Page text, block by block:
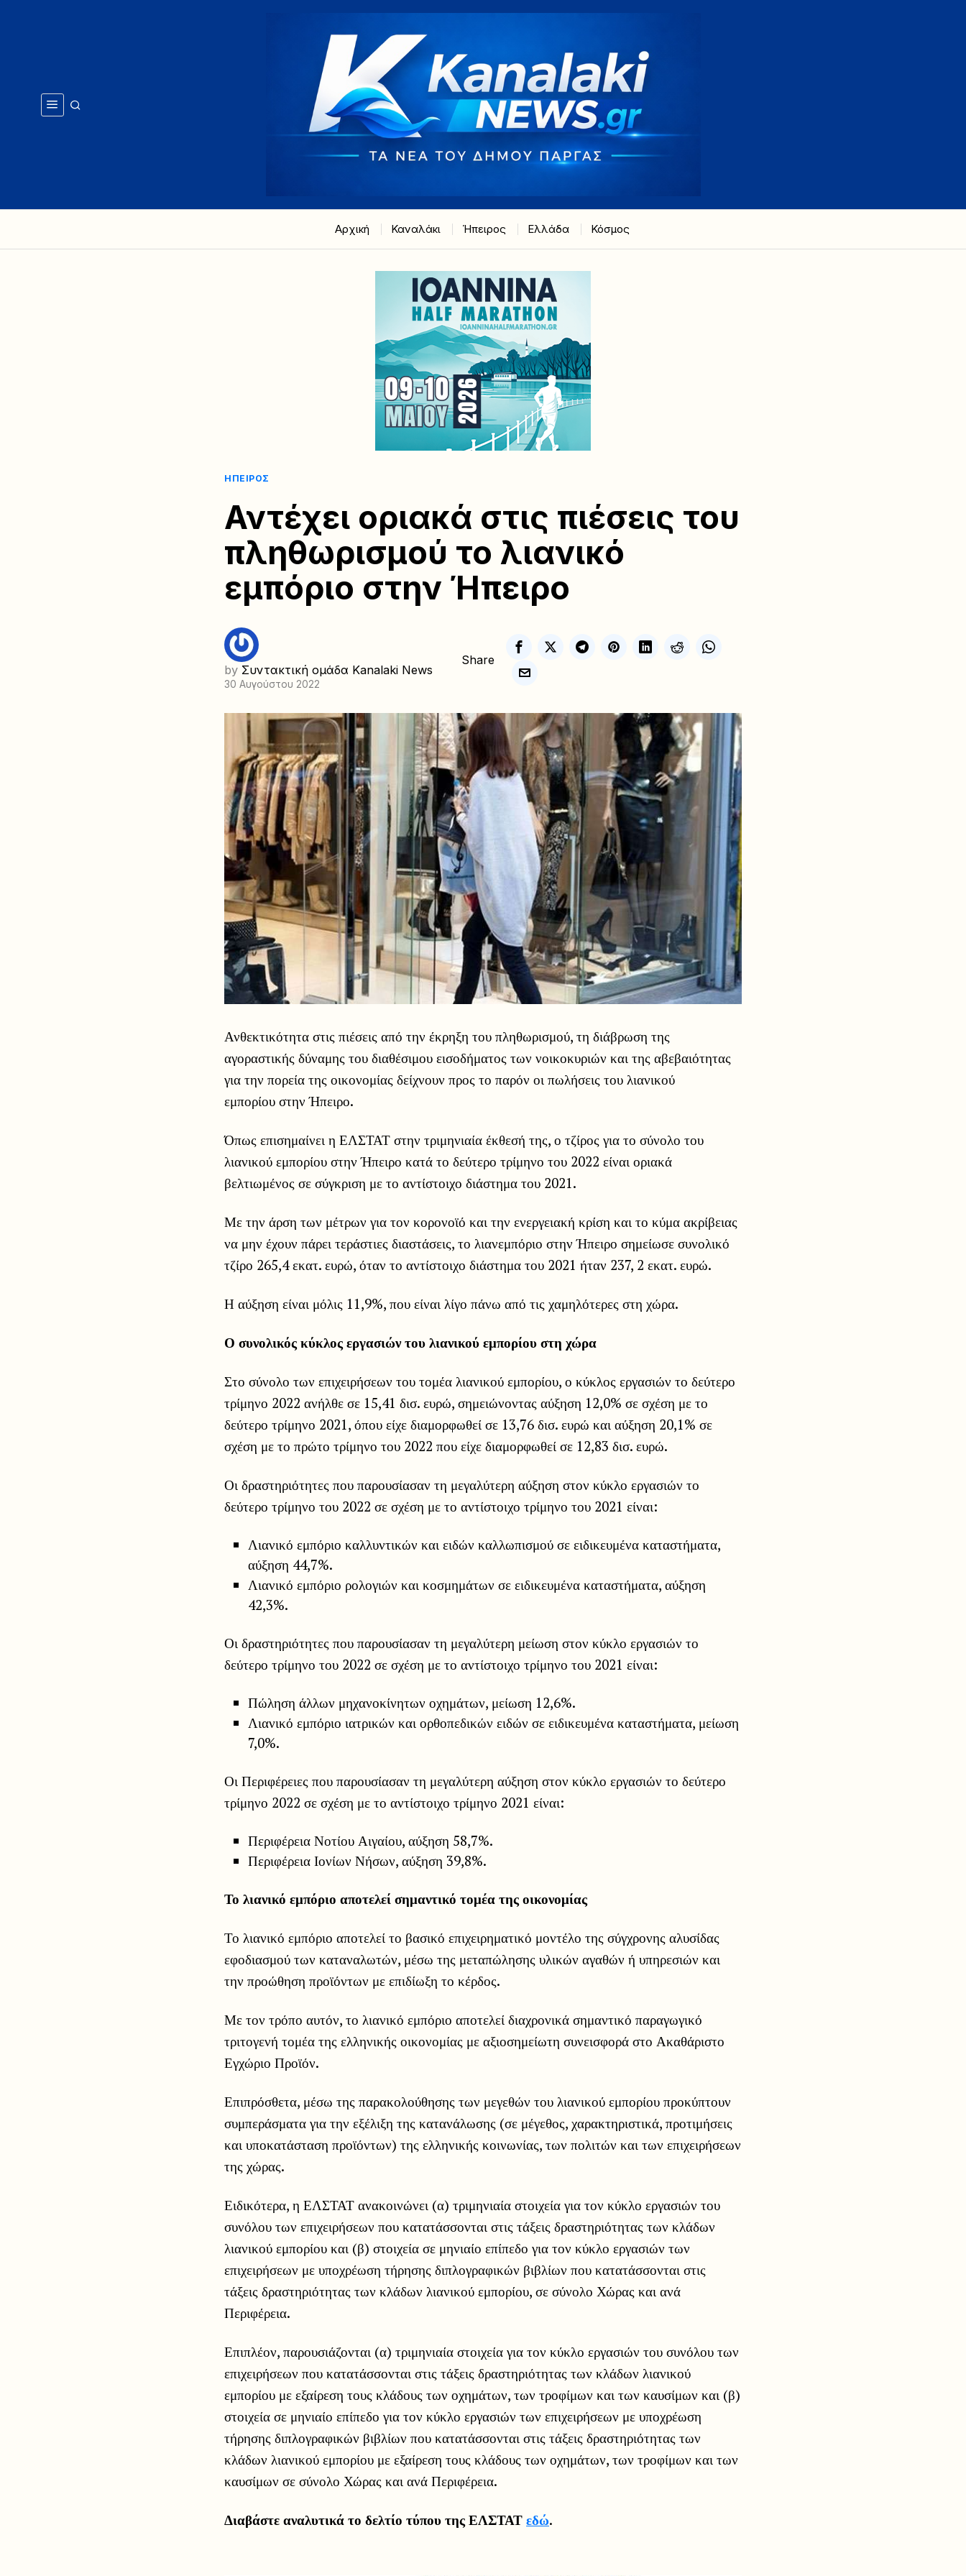
Αρχική Καναλάκι Ήπειρος Ελλάδα Κόσμος
ΉΠΕΙΡΟΣ
Αντέχει οριακά στις πιέσεις του
πληθωρισμού το λιανικό
εμπόριο στην Ήπειρο
by Συντακτική ομάδα Kanalaki News
30 Αυγούστου 2022
Share
Ανθεκτικότητα στις πιέσεις από την έκρηξη του πληθωρισμού, τη διάβρωση της
αγοραστικής δύναμης του διαθέσιμου εισοδήματος των νοικοκυριών και της αβεβαιότητας
για την πορεία της οικονομίας δείχνουν προς το παρόν οι πωλήσεις του λιανικού
εμπορίου στην Ήπειρο.
Όπως επισημαίνει η ΕΛΣΤΑΤ στην τριμηνιαία έκθεσή της, ο τζίρος για το σύνολο του
λιανικού εμπορίου στην Ήπειρο κατά το δεύτερο τρίμηνο του 2022 είναι οριακά
βελτιωμένος σε σύγκριση με το αντίστοιχο διάστημα του 2021.
Με την άρση των μέτρων για τον κορονοϊό και την ενεργειακή κρίση και το κύμα ακρίβειας
να μην έχουν πάρει τεράστιες διαστάσεις, το λιανεμπόριο στην Ήπειρο σημείωσε συνολικό
τζίρο 265,4 εκατ. ευρώ, όταν το αντίστοιχο διάστημα του 2021 ήταν 237, 2 εκατ. ευρώ.
Η αύξηση είναι μόλις 11,9%, που είναι λίγο πάνω από τις χαμηλότερες στη χώρα.
Ο συνολικός κύκλος εργασιών του λιανικού εμπορίου στη χώρα
Στο σύνολο των επιχειρήσεων του τομέα λιανικού εμπορίου, ο κύκλος εργασιών το δεύτερο
τρίμηνο 2022 ανήλθε σε 15,41 δισ. ευρώ, σημειώνοντας αύξηση 12,0% σε σχέση με το
δεύτερο τρίμηνο 2021, όπου είχε διαμορφωθεί σε 13,76 δισ. ευρώ και αύξηση 20,1% σε
σχέση με το πρώτο τρίμηνο του 2022 που είχε διαμορφωθεί σε 12,83 δισ. ευρώ.
Οι δραστηριότητες που παρουσίασαν τη μεγαλύτερη αύξηση στον κύκλο εργασιών το
δεύτερο τρίμηνο του 2022 σε σχέση με το αντίστοιχο τρίμηνο του 2021 είναι:
Λιανικό εμπόριο καλλυντικών και ειδών καλλωπισμού σε ειδικευμένα καταστήματα,
αύξηση 44,7%.
Λιανικό εμπόριο ρολογιών και κοσμημάτων σε ειδικευμένα καταστήματα, αύξηση
42,3%.
Οι δραστηριότητες που παρουσίασαν τη μεγαλύτερη μείωση στον κύκλο εργασιών το
δεύτερο τρίμηνο του 2022 σε σχέση με το αντίστοιχο τρίμηνο του 2021 είναι:
Πώληση άλλων μηχανοκίνητων οχημάτων, μείωση 12,6%.
Λιανικό εμπόριο ιατρικών και ορθοπεδικών ειδών σε ειδικευμένα καταστήματα, μείωση
7,0%.
Οι Περιφέρειες που παρουσίασαν τη μεγαλύτερη αύξηση στον κύκλο εργασιών το δεύτερο
τρίμηνο 2022 σε σχέση με το αντίστοιχο τρίμηνο 2021 είναι:
Περιφέρεια Νοτίου Αιγαίου, αύξηση 58,7%.
Περιφέρεια Ιονίων Νήσων, αύξηση 39,8%.
Το λιανικό εμπόριο αποτελεί σημαντικό τομέα της οικονομίας
Το λιανικό εμπόριο αποτελεί το βασικό επιχειρηματικό μοντέλο της σύγχρονης αλυσίδας
εφοδιασμού των καταναλωτών, μέσω της μεταπώλησης υλικών αγαθών ή υπηρεσιών και
την προώθηση προϊόντων με επιδίωξη το κέρδος.
Με τον τρόπο αυτόν, το λιανικό εμπόριο αποτελεί διαχρονικά σημαντικό παραγωγικό
τριτογενή τομέα της ελληνικής οικονομίας με αξιοσημείωτη συνεισφορά στο Ακαθάριστο
Εγχώριο Προϊόν.
Επιπρόσθετα, μέσω της παρακολούθησης των μεγεθών του λιανικού εμπορίου προκύπτουν
συμπεράσματα για την εξέλιξη της κατανάλωσης (σε μέγεθος, χαρακτηριστικά, προτιμήσεις
και υποκατάσταση προϊόντων) της ελληνικής κοινωνίας, των πολιτών και των επιχειρήσεων
της χώρας.
Ειδικότερα, η ΕΛΣΤΑΤ ανακοινώνει (α) τριμηνιαία στοιχεία για τον κύκλο εργασιών του
συνόλου των επιχειρήσεων που κατατάσσονται στις τάξεις δραστηριότητας των κλάδων
λιανικού εμπορίου και (β) στοιχεία σε μηνιαίο επίπεδο για τον κύκλο εργασιών των
επιχειρήσεων με υποχρέωση τήρησης διπλογραφικών βιβλίων που κατατάσσονται στις
τάξεις δραστηριότητας των κλάδων λιανικού εμπορίου, σε σύνολο Χώρας και ανά
Περιφέρεια.
Επιπλέον, παρουσιάζονται (α) τριμηνιαία στοιχεία για τον κύκλο εργασιών του συνόλου των
επιχειρήσεων που κατατάσσονται στις τάξεις δραστηριότητας των κλάδων λιανικού
εμπορίου με εξαίρεση τους κλάδους των οχημάτων, των τροφίμων και των καυσίμων και (β)
στοιχεία σε μηνιαίο επίπεδο για τον κύκλο εργασιών των επιχειρήσεων με υποχρέωση
τήρησης διπλογραφικών βιβλίων που κατατάσσονται στις τάξεις δραστηριότητας των
κλάδων λιανικού εμπορίου με εξαίρεση τους κλάδους των οχημάτων, των τροφίμων και των
καυσίμων σε σύνολο Χώρας και ανά Περιφέρεια.
Διαβάστε αναλυτικά το δελτίο τύπου της ΕΛΣΤΑΤ εδώ.